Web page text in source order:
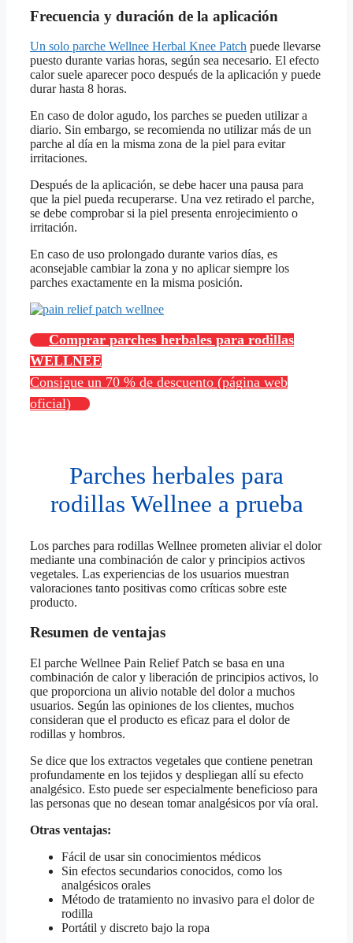
Frecuencia y duración de la aplicación
Un solo parche Wellnee Herbal Knee Patch puede llevarse
puesto durante varias horas, según sea necesario. El efecto
calor suele aparecer poco después de la aplicación y puede
durar hasta 8 horas.
En caso de dolor agudo, los parches se pueden utilizar a
diario. Sin embargo, se recomienda no utilizar más de un
parche al día en la misma zona de la piel para evitar
irritaciones.
Después de la aplicación, se debe hacer una pausa para
que la piel pueda recuperarse. Una vez retirado el parche,
se debe comprobar si la piel presenta enrojecimiento o
irritación.
En caso de uso prolongado durante varios días, es
aconsejable cambiar la zona y no aplicar siempre los
parches exactamente en la misma posición.
Comprar parches herbales para rodillas
WELLNEE
Consigue un 70 % de descuento (página web
oficial)
Parches herbales para
rodillas Wellnee a prueba
Los parches para rodillas Wellnee prometen aliviar el dolor
mediante una combinación de calor y principios activos
vegetales. Las experiencias de los usuarios muestran
valoraciones tanto positivas como críticas sobre este
producto.
Resumen de ventajas
El parche Wellnee Pain Relief Patch se basa en una
combinación de calor y liberación de principios activos, lo
que proporciona un alivio notable del dolor a muchos
usuarios. Según las opiniones de los clientes, muchos
consideran que el producto es eficaz para el dolor de
rodillas y hombros.
Se dice que los extractos vegetales que contiene penetran
profundamente en los tejidos y despliegan allí su efecto
analgésico. Esto puede ser especialmente beneficioso para
las personas que no desean tomar analgésicos por vía oral.
Otras ventajas:
Fácil de usar sin conocimientos médicos
Sin efectos secundarios conocidos, como los
analgésicos orales
Método de tratamiento no invasivo para el dolor de
rodilla
Portátil y discreto bajo la ropa